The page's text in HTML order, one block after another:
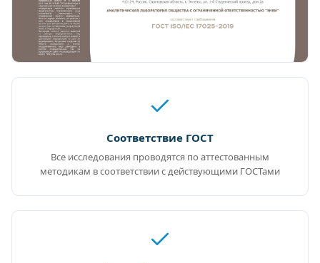
Соответствие ГОСТ
Все исследования проводятся по аттестованным
методикам в соответствии с действующими ГОСТами